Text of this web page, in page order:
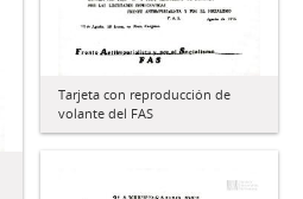
Tarjeta con reproducción de
volante del FAS